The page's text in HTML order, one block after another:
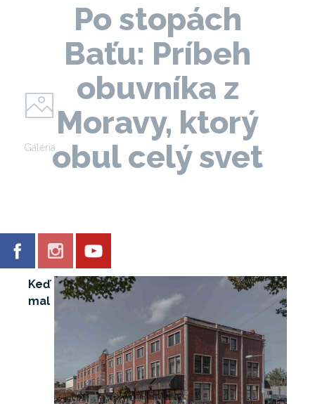
Po stopách
Baťu: Príbeh
obuvníka z
Moravy, ktorý
obul celý svet
Galéria
Keď
mal